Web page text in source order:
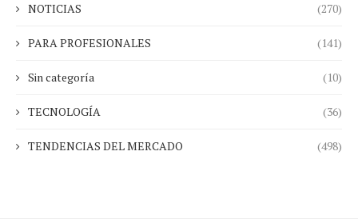
NOTICIAS (270)
PARA PROFESIONALES (141)
Sin categoría (10)
TECNOLOGÍA (36)
TENDENCIAS DEL MERCADO (498)